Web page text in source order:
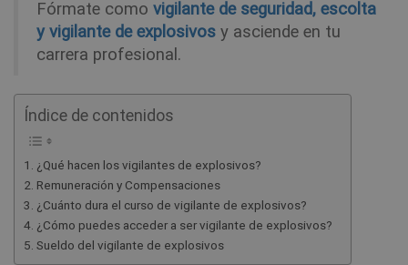
Fórmate como vigilante de seguridad, escolta
y vigilante de explosivos y asciende en tu
carrera profesional.
Índice de contenidos
¿Qué hacen los vigilantes de explosivos?
Remuneración y Compensaciones
¿Cuánto dura el curso de vigilante de explosivos?
¿Cómo puedes acceder a ser vigilante de explosivos?
Sueldo del vigilante de explosivos